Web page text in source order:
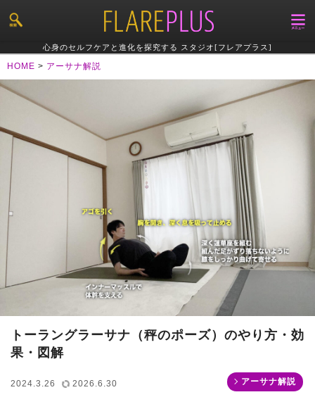
心身のセルフケアと進化を探究する スタジオ[フレアプラス]
HOME > アーサナ解説
トーラングラーサナ（秤のポーズ）のやり方・効
果・図解
2024.3.26 2026.6.30 アーサナ解説